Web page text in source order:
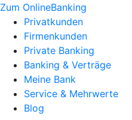
Zum OnlineBanking
Privatkunden
Firmenkunden
Private Banking
Banking & Verträge
Meine Bank
Service & Mehrwerte
Blog